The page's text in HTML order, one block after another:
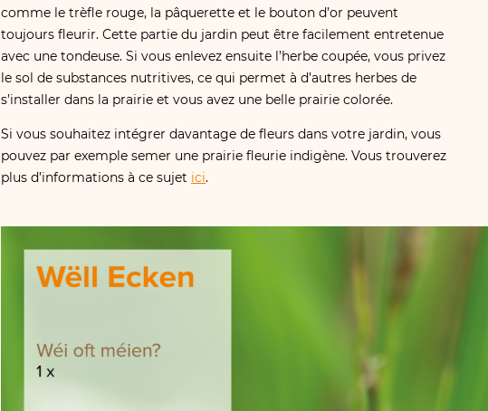
comme le trèfle rouge, la pâquerette et le bouton d’or peuvent
toujours fleurir. Cette partie du jardin peut être facilement entretenue
avec une tondeuse. Si vous enlevez ensuite l’herbe coupée, vous privez
le sol de substances nutritives, ce qui permet à d’autres herbes de
s’installer dans la prairie et vous avez une belle prairie colorée.
Si vous souhaitez intégrer davantage de fleurs dans votre jardin, vous
pouvez par exemple semer une prairie fleurie indigène. Vous trouverez
plus d’informations à ce sujet ici.